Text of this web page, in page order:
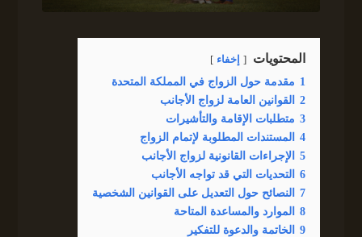
المحتويات إخفاء
1 مقدمة حول الزواج في المملكة المتحدة
2
القوانين العامة لزواج الأجانب
3 متطلبات الإقامة والتأشيرات
4
المستندات المطلوبة لإتمام الزواج
5
الإجراءات القانونية لزواج الأجانب
6
التحديات التي قد تواجه الأجانب
7
النصائح حول التعديل على القوانين الشخصية
8
الموارد والمساعدة المتاحة
9
الخاتمة والدعوة للتفكير